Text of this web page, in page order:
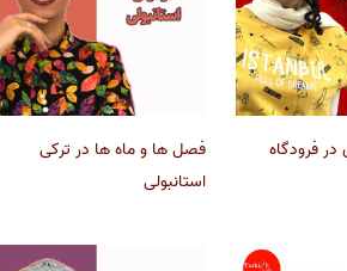
فصل ها و ماه ها در ترکی
استانبولی